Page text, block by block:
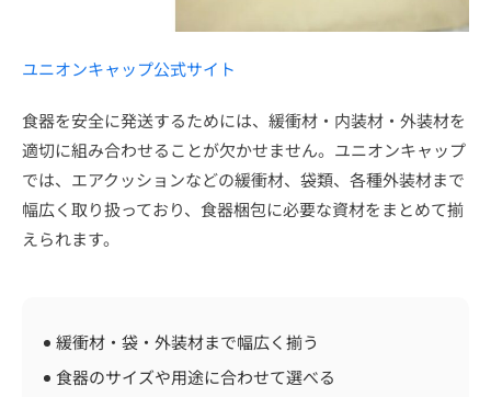
ユニオンキャップ公式サイト
食器を安全に発送するためには、緩衝材・内装材・外装材を
適切に組み合わせることが欠かせません。ユニオンキャップ
では、エアクッションなどの緩衝材、袋類、各種外装材まで
幅広く取り扱っており、食器梱包に必要な資材をまとめて揃
えられます。
緩衝材・袋・外装材まで幅広く揃う
食器のサイズや用途に合わせて選べる